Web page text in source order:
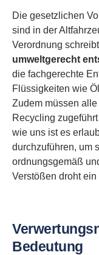
Die gesetzlichen
sind in der
Verordnung
umweltgerecht
die fachgerechte
Flüssigkeiten wie
Zudem müssen
Recycling
wie uns ist es
durchzuführen, um
ordnungsgemäß
Verstößen droht
Bedeutung